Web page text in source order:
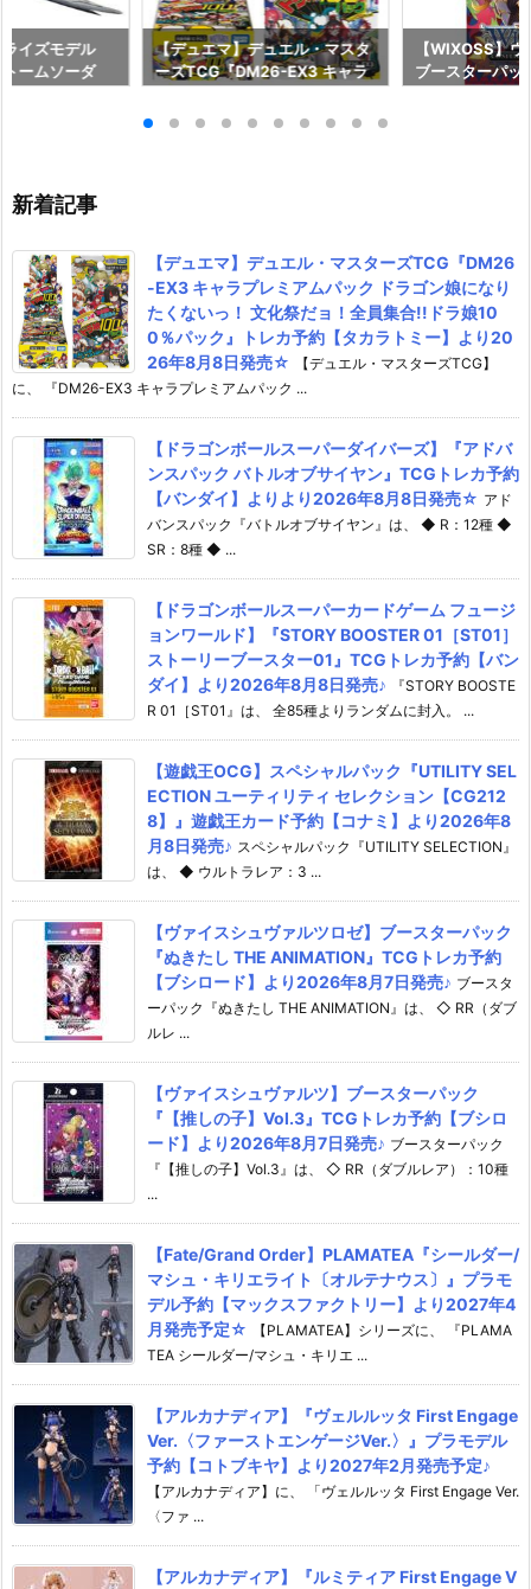
イズモデル
ームソーダ
【デュエマ】デュエル・マスタ
ーズTCG『DM26-EX3 キャラ
なりたくないっ！ 文化祭だョ！
【WIXOSS】
ブースターパッ
新着記事
【デュエマ】デュエル・マスターズTCG『DM26
-EX3 キャラプレミアムパック ドラゴン娘になり
たくないっ！ 文化祭だョ！全員集合!!ドラ娘10
0％パック』トレカ予約【タカラトミー】より20
26年8月8日発売☆
【デュエル・マスターズTCG】
に、 『DM26-EX3 キャラプレミアムパック ...
【ドラゴンボールスーパーダイバーズ】『アドバ
ンスパック バトルオブサイヤン』TCGトレカ予約
【バンダイ】よりより2026年8月8日発売☆ アド
バンスパック『バトルオブサイヤン』は、 ◆ R：12種 ◆
SR：8種 ◆ ...
【ドラゴンボールスーパーカードゲーム フュージ
ョンワールド】『STORY BOOSTER 01［ST01］
ストーリーブースター01』TCGトレカ予約【バン
ダイ】より2026年8月8日発売♪
『STORY BOOSTE
R 01［ST01』は、 全85種よりランダムに封入。 ...
【遊戯王OCG】スペシャルパック『UTILITY SEL
ECTION ユーティリティ セレクション【CG212
8】』遊戯王カード予約【コナミ】より2026年8
月8日発売♪ スペシャルパック『UTILITY SELECTION』
は、 ◆ ウルトラレア：3 ...
【ヴァイスシュヴァルツロゼ】ブースターパック
『ぬきたし THE ANIMATION』TCGトレカ予約
【ブシロード】より2026年8月7日発売♪ ブースタ
ーパック『ぬきたし THE ANIMATION』は、 ◇ RR（ダブ
ルレ ...
【ヴァイスシュヴァルツ】ブースターパック
『【推しの子】Vol.3』TCGトレカ予約【ブシロ
ード】より2026年8月7日発売♪ ブースターパック
『【推しの子】Vol.3』は、 ◇ RR（ダブルレア）：10種
...
【Fate/Grand Order】PLAMATEA『シールダー/
マシュ・キリエライト〔オルテナウス〕』プラモ
デル予約【マックスファクトリー】より2027年4
月発売予定☆
【PLAMATEA】シリーズに、 『PLAMA
TEA シールダー/マシュ・キリエ ...
【アルカナディア】『ヴェルルッタ First Engage
Ver.〈ファーストエンゲージVer.〉』プラモデル
予約【コトブキヤ】より2027年2月発売予定♪
【アルカナディア】に、 「ヴェルルッタ First Engage Ver.
〈ファ ...
【アルカナディア】『ルミティア First Engage V